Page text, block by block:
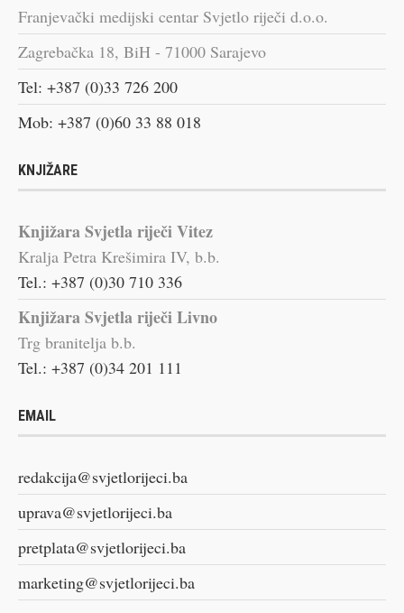
Franjevački medijski centar Svjetlo riječi d.o.o.
Zagrebačka 18, BiH - 71000 Sarajevo
Tel: +387 (0)33 726 200
Mob: +387 (0)60 33 88 018
KNJIŽARE
Knjižara Svjetla riječi Vitez
Kralja Petra Krešimira IV, b.b.
Tel.: +387 (0)30 710 336
Knjižara Svjetla riječi Livno
Trg branitelja b.b.
Tel.: +387 (0)34 201 111
EMAIL
redakcija@svjetlorijeci.ba
uprava@svjetlorijeci.ba
pretplata@svjetlorijeci.ba
marketing@svjetlorijeci.ba